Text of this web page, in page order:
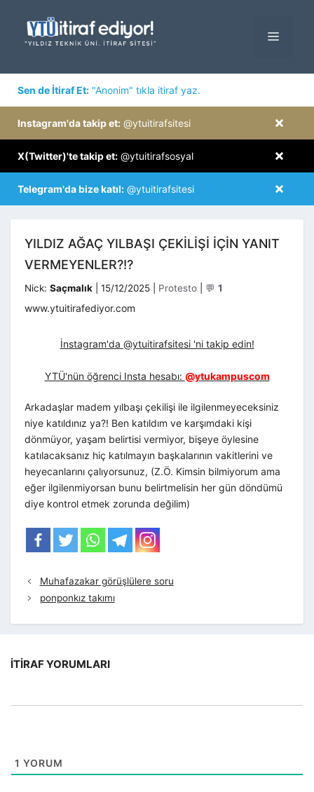
MENÜ
Sen de İtiraf Et: "Anonim" tıkla itiraf yaz.
×
Instagram'da takip et: @ytuitirafsitesi
×
X(Twitter)'te takip et: @ytuitirafsosyal
×
Telegram'da bize katıl: @ytuitirafsitesi
YILDIZ AĞAÇ YILBAŞI ÇEKILIŞI IÇIN YANIT
VERMEYENLER?!?
Nick: Saçmalık 15/12/2025 Kategoriler
Protesto 💬 1
www.ytuitirafediyor.com
İnstagram'da @ytuitirafsitesi 'ni takip edin!
YTÜ'nün öğrenci Insta hesabı: @ytukampuscom
Arkadaşlar madem yılbaşı çekilişi ile ilgilenmeyeceksiniz
niye katıldınız ya?! Ben katıldım ve karşımdaki kişi
dönmüyor, yaşam belirtisi vermiyor, bişeye öylesine
katılacaksanız hiç katılmayın başkalarının vakitlerini ve
heyecanlarını çalıyorsunuz, (Z.Ö. Kimsin bilmiyorum ama
eğer ilgilenmiyorsan bunu belirtmelisin her gün döndümü
diye kontrol etmek zorunda değilim)
Muhafazakar görüşlülere soru
ponponkız takımı
İTIRAF YORUMLARI
1 YORUM